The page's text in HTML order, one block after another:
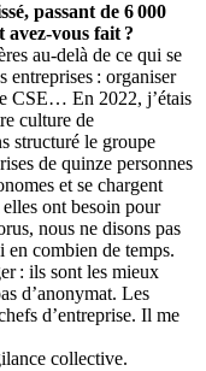
passant de 6000
avez-vous fait ?
au-delà de ce qui se
entreprises : organiser
CSE… En 2022, j’étais
culture de
structuré le groupe
de quinze personnes
et se chargent
ont besoin pour
nous ne disons pas
combien de temps.
: ils sont les mieux
d’anonymat. Les
d’entreprise. Il me
collective.